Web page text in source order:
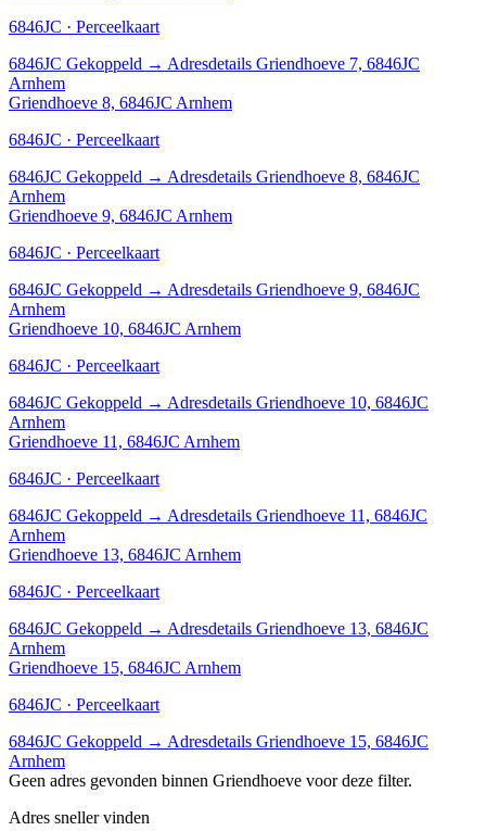
6846JC · Perceelkaart
6846JC Gekoppeld → Adresdetails Griendhoeve 7, 6846JC
Arnhem
Griendhoeve 8, 6846JC Arnhem
6846JC · Perceelkaart
6846JC Gekoppeld → Adresdetails Griendhoeve 8, 6846JC
Arnhem
Griendhoeve 9, 6846JC Arnhem
6846JC · Perceelkaart
6846JC Gekoppeld → Adresdetails Griendhoeve 9, 6846JC
Arnhem
Griendhoeve 10, 6846JC Arnhem
6846JC · Perceelkaart
6846JC Gekoppeld → Adresdetails Griendhoeve 10, 6846JC
Arnhem
Griendhoeve 11, 6846JC Arnhem
6846JC · Perceelkaart
6846JC Gekoppeld → Adresdetails Griendhoeve 11, 6846JC
Arnhem
Griendhoeve 13, 6846JC Arnhem
6846JC · Perceelkaart
6846JC Gekoppeld → Adresdetails Griendhoeve 13, 6846JC
Arnhem
Griendhoeve 15, 6846JC Arnhem
6846JC · Perceelkaart
6846JC Gekoppeld → Adresdetails Griendhoeve 15, 6846JC
Arnhem
Geen adres gevonden binnen Griendhoeve voor deze filter.
Adres sneller vinden